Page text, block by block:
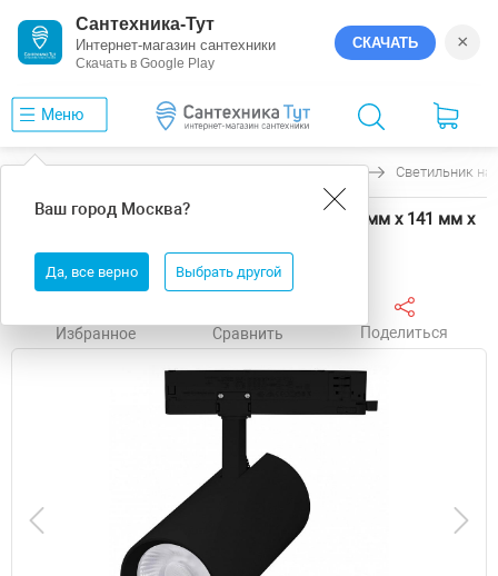
Сантехника-Тут
Интернет-магазин сантехники
Скачать в Google Play
СКАЧАТЬ ×
Меню
Ваш город Москва?
Да, все верно Выбрать другой
Светильник
Светильник на штанге Arlight GERA 58850 90 мм х 141 мм х
Избранное Сравнить Поделиться